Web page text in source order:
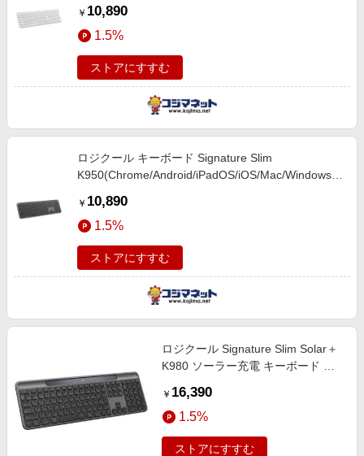
ト K950OW
￥ 10,890
1.5%
ストアにすすむ
ロジクール キーボード Signature Slim
K950(Chrome/Android/iPadOS/iOS/Mac/Windows11
ト K950GR
￥ 10,890
1.5%
ストアにすすむ
ロジクール Signature Slim Solar＋
K980 ソーラー充電 キーボード グ
￥ 16,390
1.5%
ストアにすすむ